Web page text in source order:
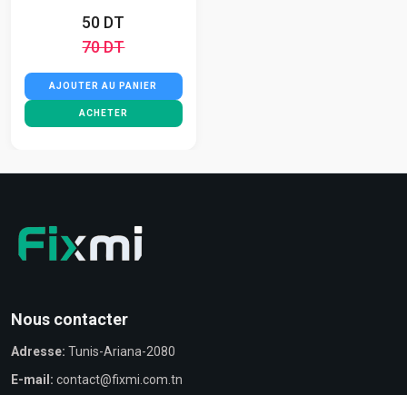
50 DT
70 DT
AJOUTER AU PANIER
ACHETER
Nous contacter
Adresse: Tunis-Ariana-2080
E-mail: contact@fixmi.com.tn